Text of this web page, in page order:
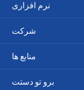
نرم افزاری
شرکت
منابع ها
برو تو دستت